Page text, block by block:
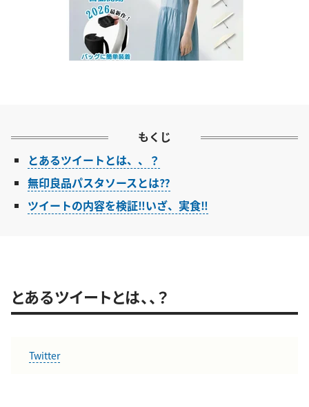
もくじ
とあるツイートとは、、？
無印良品パスタソースとは⁇
ツイートの内容を検証‼︎いざ、実食‼︎
とあるツイートとは、、？
Twitter